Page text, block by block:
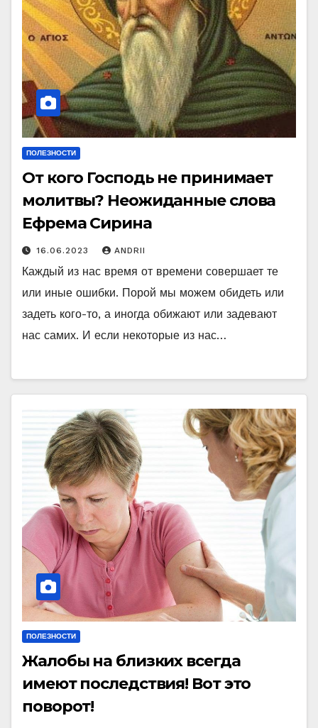
ПОЛЕЗНОСТИ
От кого Господь не принимает
молитвы? Неожиданные слова
Ефрема Сирина
16.06.2023 ANDRII
Каждый из нас время от времени совершает те
или иные ошибки. Порой мы можем обидеть или
задеть кого-то, а иногда обижают или задевают
нас самих. И если некоторые из нас…
ПОЛЕЗНОСТИ
Жалобы на близких всегда
имеют последствия! Вот это
поворот!